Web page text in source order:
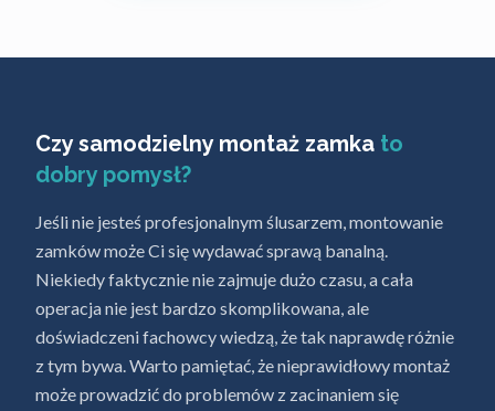
Czy samodzielny montaż zamka to
dobry pomysł?
Jeśli nie jesteś profesjonalnym ślusarzem, montowanie
zamków może Ci się wydawać sprawą banalną.
Niekiedy faktycznie nie zajmuje dużo czasu, a cała
operacja nie jest bardzo skomplikowana, ale
doświadczeni fachowcy wiedzą, że tak naprawdę różnie
z tym bywa. Warto pamiętać, że nieprawidłowy montaż
może prowadzić do problemów z zacinaniem się